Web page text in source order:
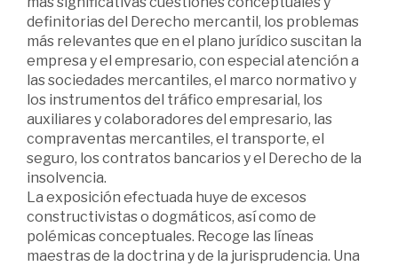
definitorias del Derecho mercantil, los problemas
más relevantes que en el plano jurídico suscitan la
empresa y el empresario, con especial atención a
las sociedades mercantiles, el marco normativo y
los instrumentos del tráfico empresarial, los
auxiliares y colaboradores del empresario, las
compraventas mercantiles, el transporte, el
seguro, los contratos bancarios y el Derecho de la
insolvencia.
La exposición efectuada huye de excesos
constructivistas o dogmáticos, así como de
polémicas conceptuales. Recoge las líneas
maestras de la doctrina y de la jurisprudencia. Una